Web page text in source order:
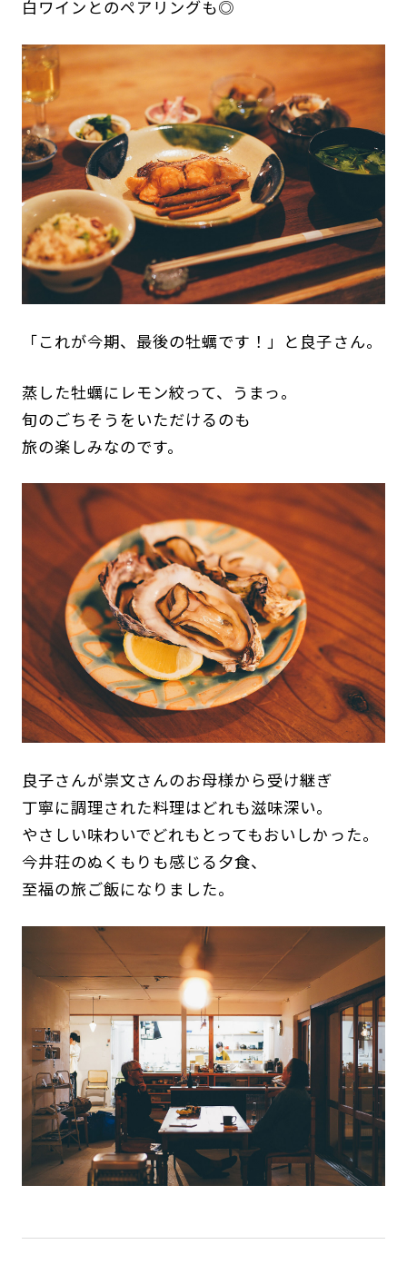
白ワインとのペアリングも◎
「これが今期、最後の牡蠣です！」と良子さん。
蒸した牡蠣にレモン絞って、うまっ。
旬のごちそうをいただけるのも
旅の楽しみなのです。
良子さんが崇文さんのお母様から受け継ぎ
丁寧に調理された料理はどれも滋味深い。
やさしい味わいでどれもとってもおいしかった。
今井荘のぬくもりも感じる夕食、
至福の旅ご飯になりました。